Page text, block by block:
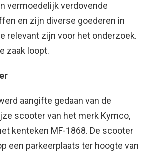
vermoedelijk verdovende
en zijn diverse goederen in
relevant zijn voor het onderzoek.
zaak loopt.
aangifte gedaan van de
scooter van het merk Kymco,
kenteken MF-1868. De scooter
een parkeerplaats ter hoogte van